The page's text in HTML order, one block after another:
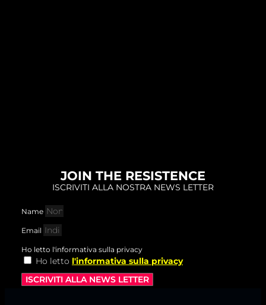
JOIN THE RESISTENCE
ISCRIVITI ALLA NOSTRA NEWS LETTER
Name
Email
Ho letto l'informativa sulla privacy
Ho letto l'informativa sulla privacy
ISCRIVITI ALLA NEWS LETTER